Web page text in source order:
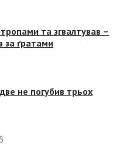
та згвалтував –
за ґратами
не погубив трьох